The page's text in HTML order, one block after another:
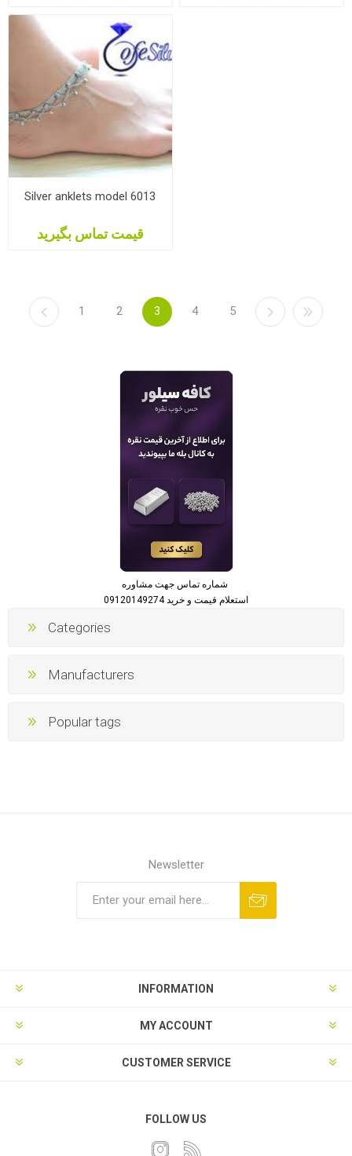
Silver anklets model 6013
قیمت تماس بگیرید
1 2 3 4 5
استعلام قیمت و خرید 09120149274
Categories
Manufacturers
Popular tags
Newsletter
INFORMATION
MY ACCOUNT
CUSTOMER SERVICE
FOLLOW US